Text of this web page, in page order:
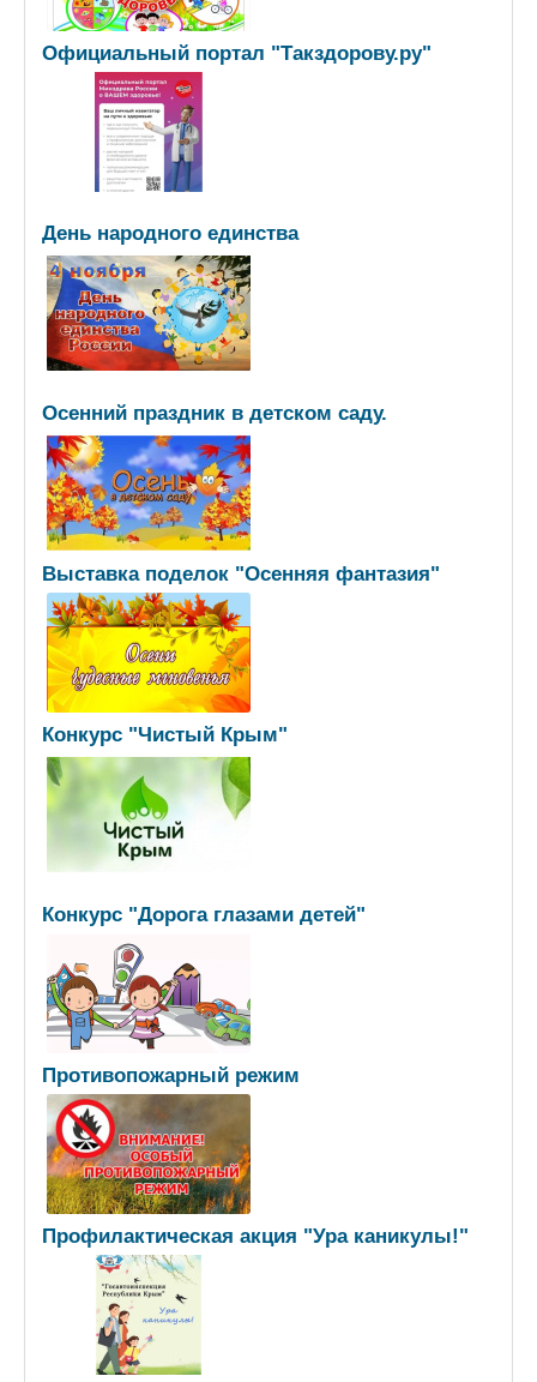
Официальный портал "Такздорову.ру"
День народного единства
Осенний праздник в детском саду.
Выставка поделок "Осенняя фантазия"
Конкурс "Чистый Крым"
Конкурс "Дорога глазами детей"
Противопожарный режим
Профилактическая акция "Ура каникулы!"